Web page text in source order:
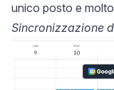
unico posto e
Sincronizzazione